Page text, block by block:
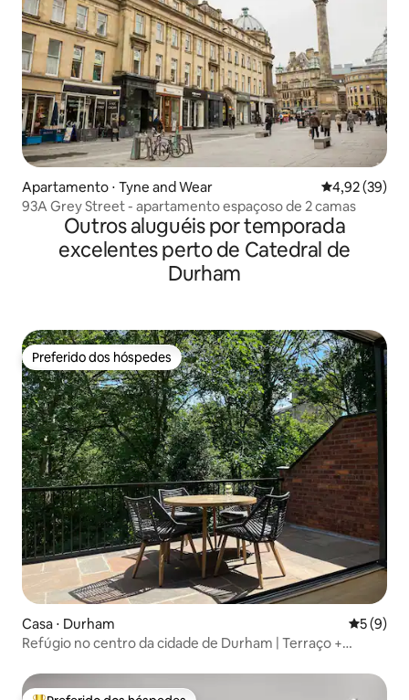
Apartamento ⋅ Tyne and Wear 4,92 de uma
4,92 (39)
93A Grey Street - apartamento espaçoso de 2 camas
Outros aluguéis por temporada
excelentes perto de Catedral de
Durham
Preferido dos hóspedes
Preferido dos hóspedes
Casa ⋅ Durham 5 de
5 (9)
Refúgio no centro da cidade de Durham | Terraço +